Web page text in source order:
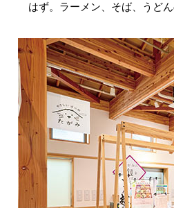
はず。ラーメン、そば、うど